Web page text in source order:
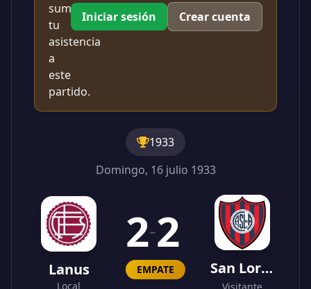
sumar
tu
asistencia
a
este
partido.
Iniciar sesión Crear cuenta
1933
Domingo, 16 julio 1933
Lanus
Local
2-2
EMPATE San Lorenzo